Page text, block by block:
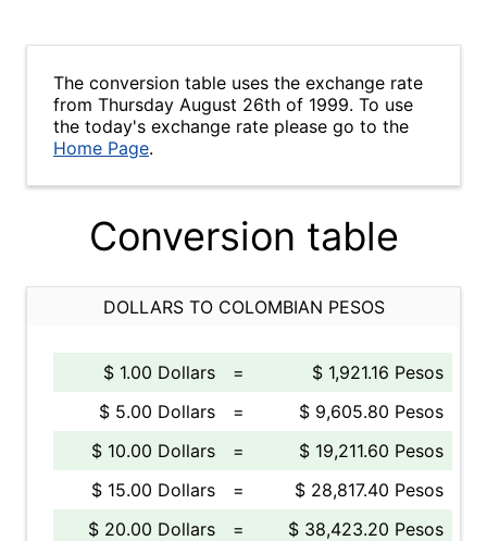
The conversion table uses the exchange rate
from Thursday August 26th of 1999. To use
the today's exchange rate please go to the
Home Page.
Conversion table
DOLLARS TO COLOMBIAN PESOS
$ 1.00 Dollars =
$ 1,921.16 Pesos
$ 5.00 Dollars
=
$ 9,605.80 Pesos
$ 10.00 Dollars
=
$ 19,211.60 Pesos
$ 15.00 Dollars
=
$ 28,817.40 Pesos
$ 20.00 Dollars
=
$ 38,423.20 Pesos